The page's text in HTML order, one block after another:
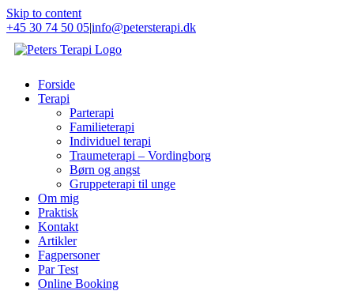
Skip to content
+45 30 74 50 05|info@petersterapi.dk
Forside
Terapi
Parterapi
Familieterapi
Individuel terapi
Traumeterapi – Vordingborg
Børn og angst
Gruppeterapi til unge
Om mig
Praktisk
Kontakt
Artikler
Fagpersoner
Par Test
Online Booking